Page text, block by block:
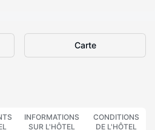
Carte
INFORMATIONS
SUR L'HÔTEL
CONDITIONS
DE L'HÔTEL